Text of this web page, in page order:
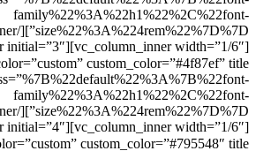
family%22%3A%22h1%22%2C%22font-
6″][us_counter initial=”3″
family%22%3A%22h1%22%2C%22font-
6″][us_counter initial=”4″